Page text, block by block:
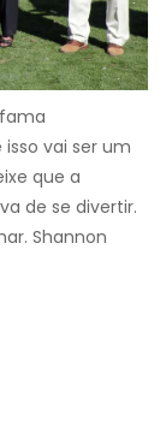
vai ser um
que a
de se divertir.
Shannon